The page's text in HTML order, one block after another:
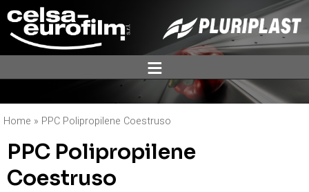
ĕ
Home » PPC Polipropilene Coestruso
PPC Polipropilene
Coestruso